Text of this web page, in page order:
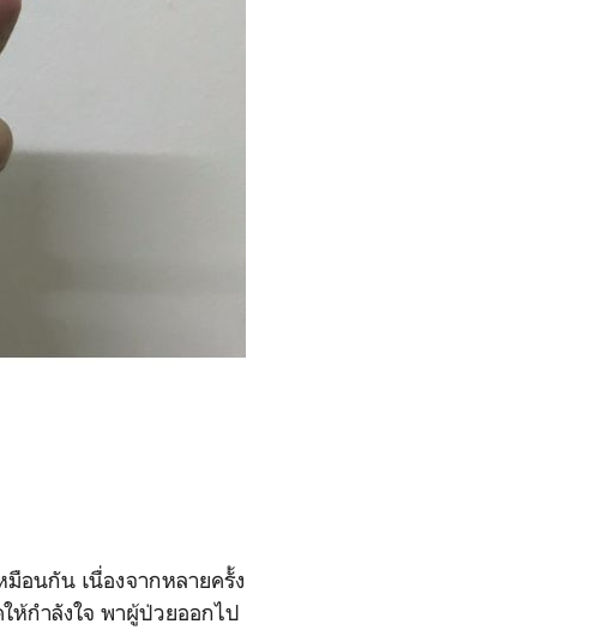
อนกัน เนื่องจากหลายครั้ง
ห้กำลังใจ พาผู้ป่วยออกไป